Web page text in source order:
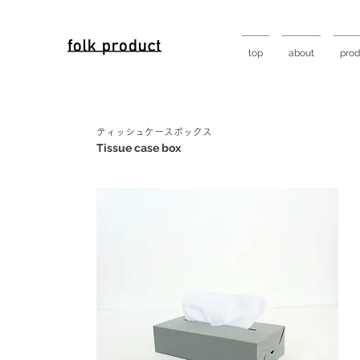
top about
ティッシュケースボックス
Tissue case box